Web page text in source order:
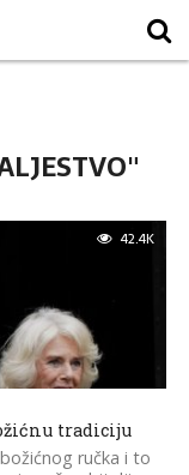
42.4K
tradiciju
ručka i to